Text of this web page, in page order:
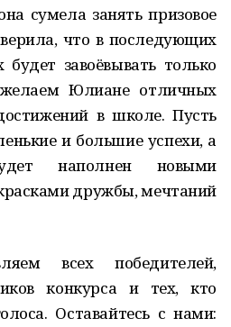
сумела занять призовое
что в последующих
завоёвывать только
Юлиане отличных
в школе. Пусть
и большие успехи, а
наполнен новыми
дружбы, мечтаний
всех победителей,
конкурса и тех, кто
Оставайтесь с нами: